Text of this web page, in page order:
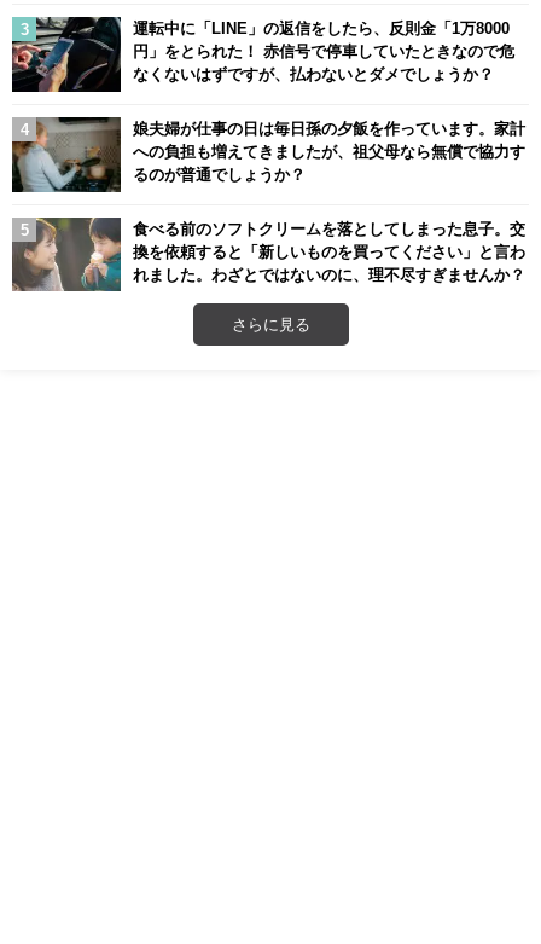
運転中に「LINE」の返信をしたら、反則金「1万8000
円」をとられた！ 赤信号で停車していたときなので危
なくないはずですが、払わないとダメでしょうか？
娘夫婦が仕事の日は毎日孫の夕飯を作っています。家計
への負担も増えてきましたが、祖父母なら無償で協力す
るのが普通でしょうか？
食べる前のソフトクリームを落としてしまった息子。交
換を依頼すると「新しいものを買ってください」と言わ
れました。わざとではないのに、理不尽すぎませんか？
さらに見る